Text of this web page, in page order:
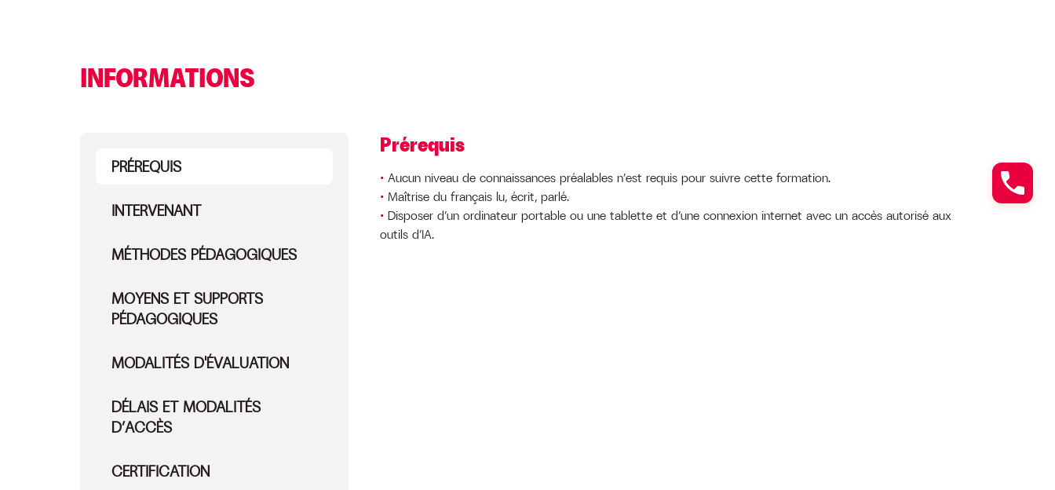
INFORMATIONS
PRÉREQUIS
INTERVENANT
MÉTHODES PÉDAGOGIQUES
MOYENS ET SUPPORTS
PÉDAGOGIQUES
MODALITÉS D'ÉVALUATION
DÉLAIS ET MODALITÉS
D’ACCÈS
CERTIFICATION
Prérequis
Aucun niveau de connaissances préalables n’est requis pour suivre cette formation.
Maîtrise du français lu, écrit, parlé.
Disposer d’un ordinateur portable ou une tablette et d’une connexion internet avec un accès autorisé aux
outils d’IA.